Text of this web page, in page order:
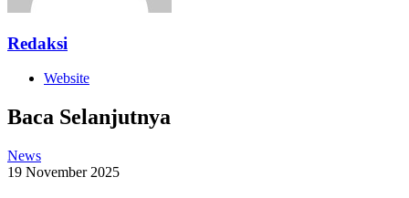
Redaksi
Website
Baca Selanjutnya
News
19 November 2025